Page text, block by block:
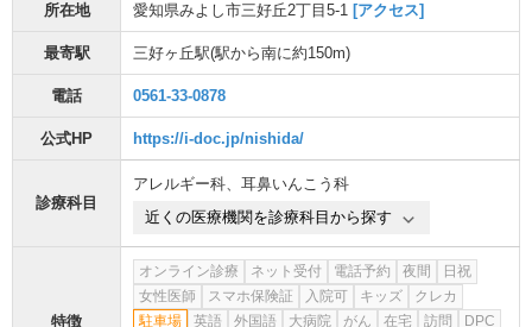
所在地 愛知県みよし市三好丘2丁目5-1 [アクセス]
最寄駅 三好ヶ丘駅(駅から南に約150m)
電話 0561-33-0878
公式HP https://i-doc.jp/nishida/
診療科目
アレルギー科、 耳鼻いんこう科
近くの医療機関を診療科目から探す
特徴
オンライン診療 ネット受付 電話予約 夜間
日祝
女性医師
スマホ保険証 入院可 キッズ
クレカ
駐車場
英語 外国語 大病院 がん 在宅 訪問
DPC